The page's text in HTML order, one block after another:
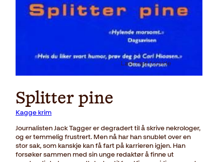
Last ned forside
Splitter pine
Kagge krim
Journalisten Jack Tagger er degradert til å skrive nekrologer,
og er temmelig frustrert. Men nå har han snublet over en
stor sak, som kanskje kan få fart på karrieren igjen. Han
forsøker sammen med sin unge redaktør å finne ut